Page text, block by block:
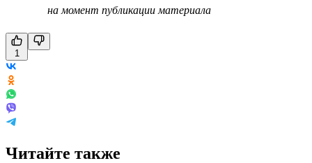
на момент публикации материала
1
Читайте также